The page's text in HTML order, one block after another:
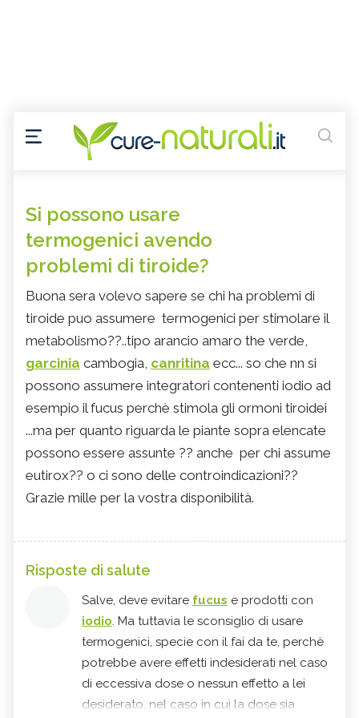
Si possono usare
termogenici avendo
problemi di tiroide?
Buona sera volevo sapere se chi ha problemi di
tiroide puo assumere termogenici per stimolare il
metabolismo??..tipo arancio amaro the verde,
garcinia cambogia, canritina ecc... so che nn si
possono assumere integratori contenenti iodio ad
esempio il fucus perchè stimola gli ormoni tiroidei
...ma per quanto riguarda le piante sopra elencate
possono essere assunte ?? anche per chi assume
eutirox?? o ci sono delle controindicazioni??
Grazie mille per la vostra disponibilità.
Risposte di salute
Salve, deve evitare fucus e prodotti con
iodio. Ma tuttavia le sconsiglio di usare
termogenici, specie con il fai da te, perchè
potrebbe avere effetti indesiderati nel caso
di eccessiva dose o nessun effetto a lei
desiderato, nel caso in cui la dose sia